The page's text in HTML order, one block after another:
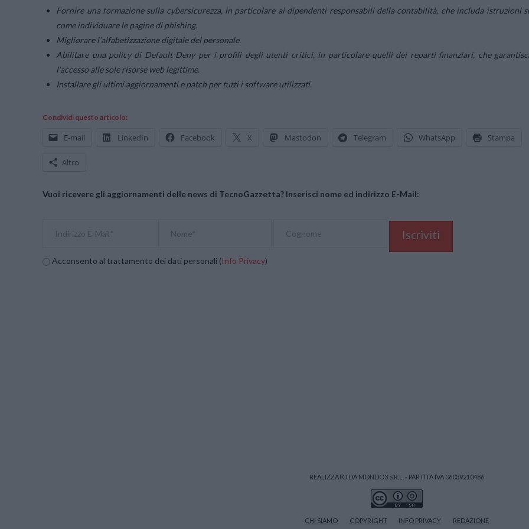
Fornire una formazione sulla cybersicurezza, in particolare ai dipendenti responsabili della contabilità, che includa istruzioni
come individuare le pagine di phishing.
Migliorare l’alfabetizzazione digitale del personale.
Abilitare una policy di Default Deny per i profili degli utenti critici, in particolare quelli dei reparti finanziari, che
l’accesso alle sole risorse web legittime.
Installare gli ultimi aggiornamenti e patch per tutti i software utilizzati.
Condividi questo articolo:
E-mail LinkedIn Facebook X Mastodon Telegram WhatsApp Stampa
Altro
Vuoi ricevere gli aggiornamenti delle news di TecnoGazzetta? Inserisci nome ed indirizzo E-Mail:
Acconsento al trattamento dei dati personali (Info Privacy)
REALIZZATO DA MONDO3 S.R.L. - PARTITA IVA 06039210486
CHI SIAMO COPYRIGHT INFO PRIVACY REDAZIONE